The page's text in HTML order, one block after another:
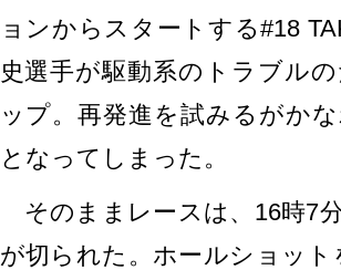
ョンからスタートする#18
史選手が駆動系のトラブル
ップ。再発進を試みるがか
となってしまった。
そのままレースは、16時7
が切られた。ホールショッ